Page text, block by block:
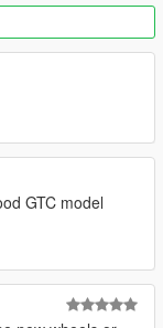
GTC model